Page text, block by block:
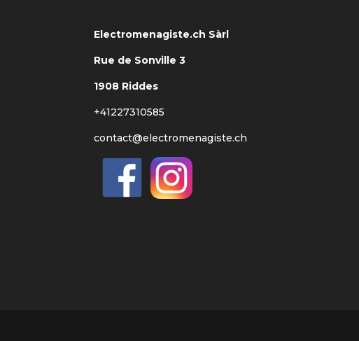
Electromenagiste.ch Sàrl
Rue de Sonville 3
1908 Riddes
+41227310585
contact@electromenagiste.ch